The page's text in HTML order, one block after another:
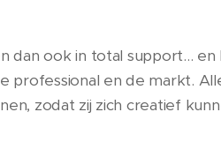
dan ook in total support...
professional en de markt.
zodat zij zich creatief